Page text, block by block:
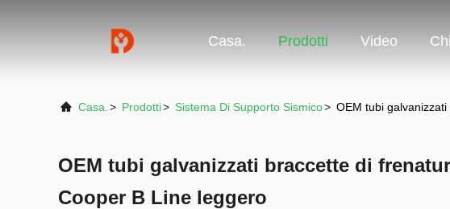
Casa. Prodotti Video
Casa. > Prodotti> Sistema Di Supporto Sismico> OEM tubi
OEM tubi galvanizzati braccette di
Cooper B Line leggero